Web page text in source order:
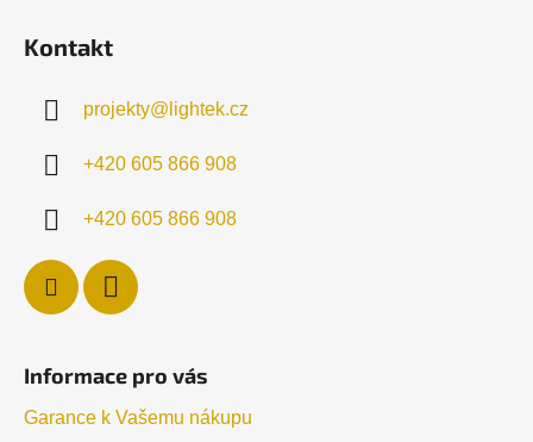
Kontakt
projekty@ lightek.cz
+420 605 866 908
+420 605 866 908
Informace pro vás
Garance k Vašemu nákupu